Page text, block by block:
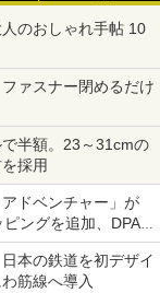
のおしゃれ手帖 10
ァスナー閉めるだけ
半額。23～31cmの
採用
ドベンチャー」が
ングを追加、DPA
本の鉄道を初デザイ
筋線へ導入